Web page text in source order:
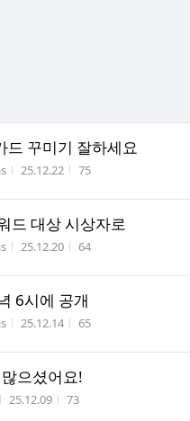
드 꾸미기 잘하세요
작성시간
25.12.22 조회수
75
드 대상 시상자로
작성시간
25.12.20 조회수
64
6시에 공개
작성시간
25.12.14 조회수
65
으셨어요!
작성시간
25.12.09 조회수
73